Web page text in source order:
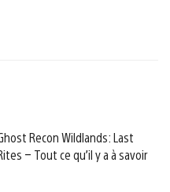
Recon Wildlands: Last
– Tout ce qu’il y a à savoir